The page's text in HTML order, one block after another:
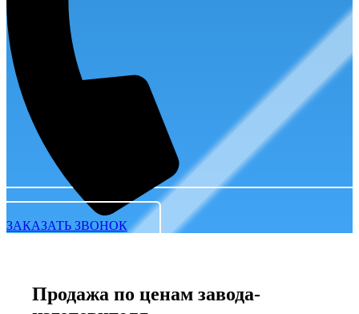
ЗАКАЗАТЬ ЗВОНОК
Продажа по ценам завода-